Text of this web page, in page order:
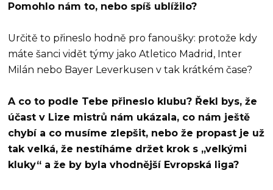
Pomohlo nám to, nebo spíš ublížilo?
Určitě to přineslo hodně pro fanoušky: protože kdy
máte šanci vidět týmy jako Atletico Madrid, Inter
Milán nebo Bayer Leverkusen v tak krátkém čase?
A co to podle Tebe přineslo klubu? Řekl bys, že
účast v Lize mistrů nám ukázala, co nám ještě
chybí a co musíme zlepšit, nebo že propast je už
tak velká, že nestíháme držet krok s „velkými
kluky“ a že by byla vhodnější Evropská liga?